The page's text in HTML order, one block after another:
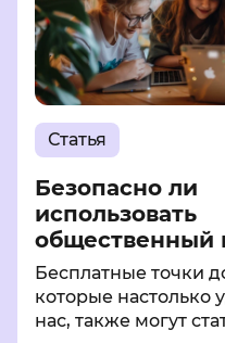
Статья
Безопасно ли
использовать
общественный
Бесплатные точки
которые настолько
нас, также могут